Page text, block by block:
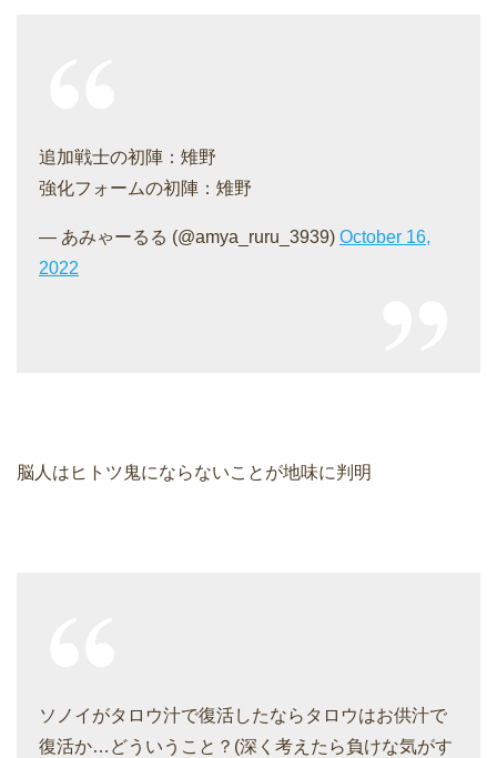
追加戦士の初陣：雉野
強化フォームの初陣：雉野
— あみゃーるる (@amya_ruru_3939) October 16,
2022
脳人はヒトツ鬼にならないことが地味に判明
ソノイがタロウ汁で復活したならタロウはお供汁で
復活か…どういうこと？(深く考えたら負けな気がす